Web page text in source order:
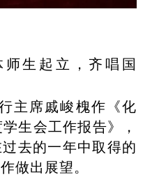
生起立，齐唱国
主席戚峻槐作《化
生会工作报告》，
去的一年中取得的
做出展望。